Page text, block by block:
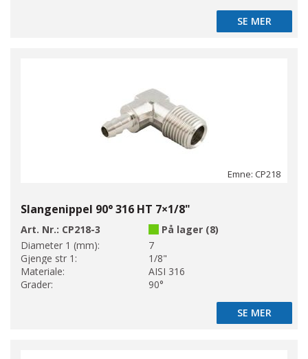
SE MER
SE MER
Emne: CP218
Slangenippel 90° 316 HT 7×1/8"
Art. Nr.: CP218-3
På lager (8)
Diameter 1 (mm):
7
Gjenge str 1:
1/8"
Materiale:
AISI 316
Grader:
90°
SE MER
SE MER